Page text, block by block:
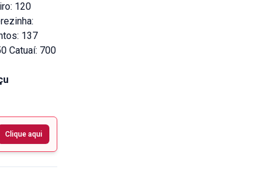
120
137
Catuaí: 700
Clique aqui